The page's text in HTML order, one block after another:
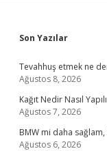
Sidebar
Son Yazılar
Tevahhuş etmek ne
Ağustos 8, 2026
Kağıt Nedir Nasıl
Ağustos 7, 2026
BMW mi daha
Ağustos 6, 2026